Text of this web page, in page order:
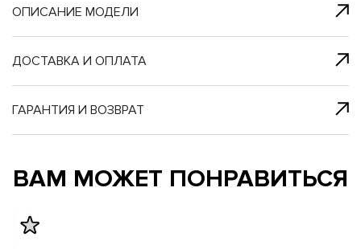
клик
и в
наш
ОПИСАНИЕ МОДЕЛИ
ДОСТАВКА И ОПЛАТА
ГАРАНТИЯ И ВОЗВРАТ
ВАМ МОЖЕТ ПОНРАВИТЬСЯ
с нами
и в
наш